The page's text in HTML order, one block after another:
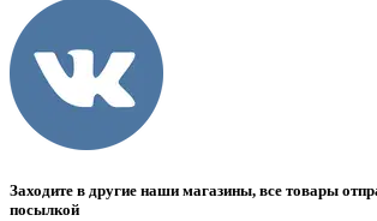
Заходите в другие наши магазины, все товары
посылкой